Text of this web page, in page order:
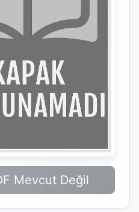
PDF Mevcut Değil